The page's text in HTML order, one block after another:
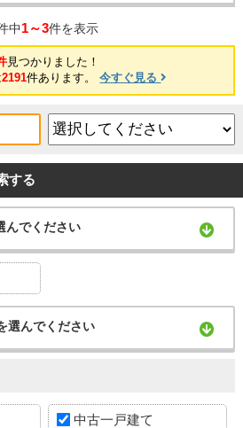
中1～3件を表示
見つかりました！
2191件あります。今すぐ見る
する
んでください
選んでください
中古一戸建て